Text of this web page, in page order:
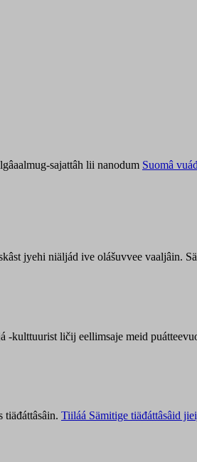
sajattâh lii nanodum Suomâ
jyehi niäljád ive olášuvvee vaaljâin.
-kulttuurist ličij eellimsaje meid
tiäđáttâsâin. Tiiláá Sämitige tiäđáttâsâid